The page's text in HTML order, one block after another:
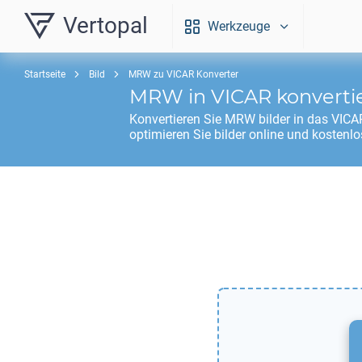
Vertopal Werkzeuge
Startseite Bild MRW zu VICAR Konverter
MRW in VICAR
Konvertieren Sie MRW bilder in das
optimieren Sie bilder online und